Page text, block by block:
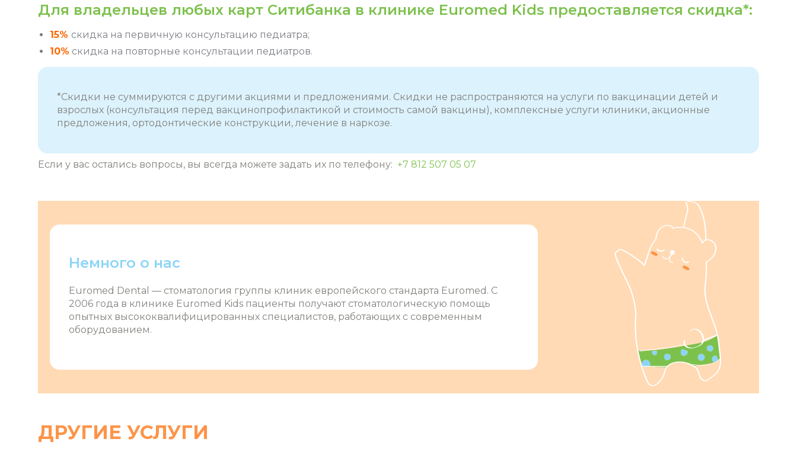
Для владельцев любых карт Ситибанка в клинике Euromed Kids предоставляется скидка*:
15% скидка на первичную консультацию педиатра;
10% скидка на повторные консультации педиатров.
*Скидки не суммируются с другими акциями и предложениями. Скидки не распространяются на услуги по вакцинации детей и
взрослых (консультация перед вакцинопрофилактикой и стоимость самой вакцины), комплексные услуги клиники, акционные
предложения, ортодонтические конструкции, лечение в наркозе.
Если у вас остались вопросы, вы всегда можете задать их по телефону: +7 812 507 05 07
Немного о нас
Euromed Dental ― стоматология группы клиник европейского стандарта Euromed. С
2006 года в клинике Euromed Kids пациенты получают стоматологическую помощь
опытных высококвалифицированных специалистов, работающих с современным
оборудованием.
ДРУГИЕ УСЛУГИ